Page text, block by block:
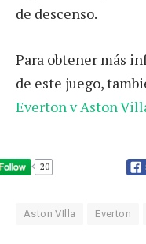
de descenso.
Para obtener más
de este juego,
Everton v Aston
20
Aston VIlla Everton